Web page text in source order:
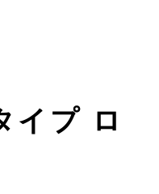
イプ ロ